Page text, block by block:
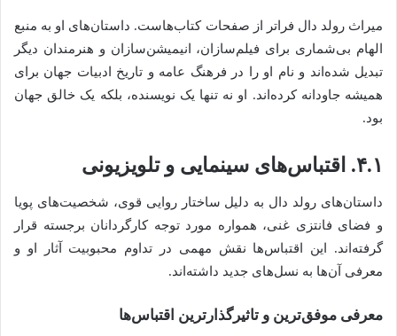
میراث رولد دال فراتر از صفحات کتاب‌هاست. داستان‌های او به منبع
الهام بی‌شماری برای فیلم‌سازان، انیمیشن‌سازان و هنرمندان دیگر
تبدیل شده‌اند و نام او را در فرهنگ عامه و تاریخ ادبیات جهان برای
همیشه جاودانه کرده‌اند. او نه تنها یک نویسنده، بلکه یک خالق جهان
بود.
۴.۱. اقتباس‌های سینمایی و تلویزیونی
داستان‌های رولد دال به دلیل ساختار روایی قوی، شخصیت‌های پویا
و فضای فانتزی غنی، همواره مورد توجه کارگردانان برجسته قرار
گرفته‌اند. این اقتباس‌ها نقش مهمی در تداوم محبوبیت آثار او و
معرفی آن‌ها به نسل‌های جدید داشته‌اند.
معرفی موفق‌ترین و تاثیرگذارترین اقتباس‌ها